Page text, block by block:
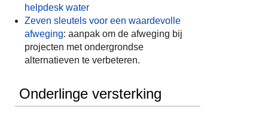
helpdesk water
Zeven sleutels voor een waardevolle
afweging: aanpak om de afweging bij
projecten met ondergrondse
alternatieven te verbeteren.
Onderlinge versterking